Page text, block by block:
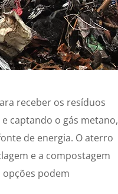
receber os resíduos
captando o gás metano,
de energia. O aterro
e a compostagem
opções podem